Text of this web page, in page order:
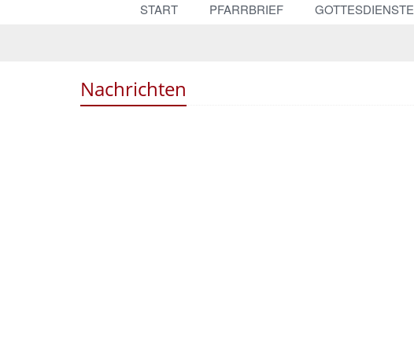
START PFARRBRIEF GOTTESDIENSTE
Nachrichten